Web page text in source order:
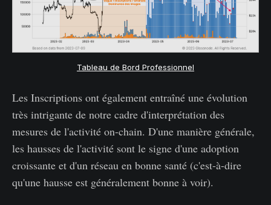
Tableau de Bord Professionnel
Les Inscriptions ont également entraîné une évolution
très intrigante de notre cadre d'interprétation des
mesures de l'activité on-chain. D'une manière générale,
les hausses de l'activité sont le signe d'une adoption
croissante et d'un réseau en bonne santé (c'est-à-dire
qu'une hausse est généralement bonne à voir).